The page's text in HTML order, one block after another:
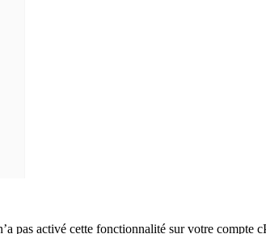
pas activé cette fonctionnalité sur votre compte